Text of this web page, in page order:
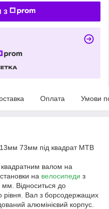
з
Оплата Умови
73мм під квадрат MTB
валом на
на велосипеди з
Відноситься до
рівня. Вал з борсодержащих
алюмінієвий корпус.